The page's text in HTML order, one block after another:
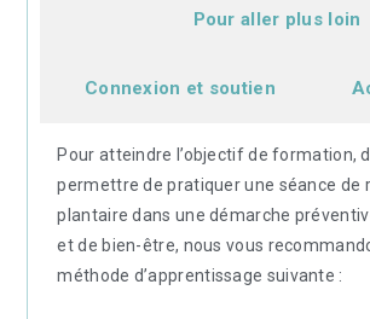
Pour aller plus loin
Connexion et soutien
Pour atteindre l’objectif de formation,
permettre de pratiquer une séance de
plantaire dans une démarche
et de bien-être, nous vous
méthode d’apprentissage suivante :